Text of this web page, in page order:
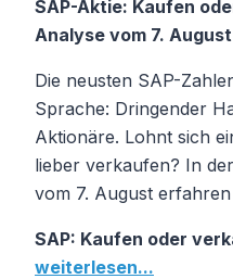
SAP-Aktie: Kaufen
Analyse vom 7.
Die neusten SAP-
Sprache: Dringender
Aktionäre. Lohnt sich
lieber verkaufen? In
vom 7. August
SAP: Kaufen oder
weiterlesen...